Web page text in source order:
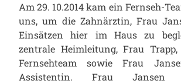
Am 29. 10.2014 kam ein Fernseh-
uns, um die Zahnärztin, Frau
Einsätzen hier im Haus zu
zentrale Heimleitung, Frau
Fernsehteam sowie Frau
Assistentin. Frau Jansen